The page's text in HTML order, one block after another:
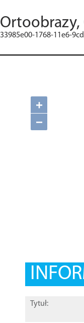
Ortoobrazy,
33985e00-1768-11e6-
+
−
Tytuł: